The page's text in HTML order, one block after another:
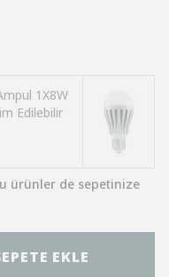
1X8W
Edilebilir
ürünler de sepetinize
EKLE